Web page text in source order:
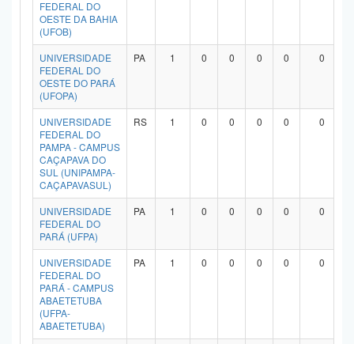
FEDERAL DO
OESTE DA BAHIA
(UFOB)
UNIVERSIDADE
FEDERAL DO
OESTE DO PARÁ
(UFOPA)
PA 1 0 0 0 0 0
UNIVERSIDADE
FEDERAL DO
PAMPA - CAMPUS
CAÇAPAVA DO
SUL (UNIPAMPA-
CAÇAPAVASUL)
RS 1 0 0 0 0 0
UNIVERSIDADE
FEDERAL DO
PARÁ (UFPA)
PA 1 0 0 0 0 0
UNIVERSIDADE
FEDERAL DO
PARÁ - CAMPUS
ABAETETUBA
(UFPA-
ABAETETUBA)
PA 1 0 0 0 0 0